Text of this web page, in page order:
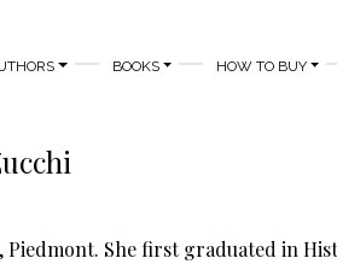
BOOKS HOW TO BUY
Piedmont. She first graduated in